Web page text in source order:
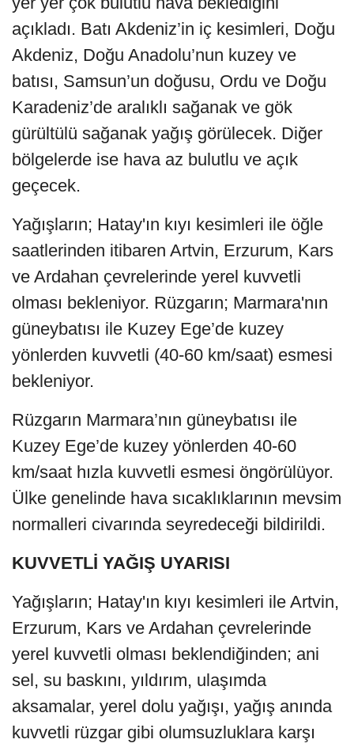
açıkladı. Batı Akdeniz’in iç kesimleri, Doğu
Akdeniz, Doğu Anadolu’nun kuzey ve
batısı, Samsun’un doğusu, Ordu ve Doğu
Karadeniz’de aralıklı sağanak ve gök
gürültülü sağanak yağış görülecek. Diğer
bölgelerde ise hava az bulutlu ve açık
geçecek.
Yağışların; Hatay'ın kıyı kesimleri ile öğle
saatlerinden itibaren Artvin, Erzurum, Kars
ve Ardahan çevrelerinde yerel kuvvetli
olması bekleniyor. Rüzgarın; Marmara'nın
güneybatısı ile Kuzey Ege’de kuzey
yönlerden kuvvetli (40-60 km/saat) esmesi
bekleniyor.
Rüzgarın Marmara’nın güneybatısı ile
Kuzey Ege’de kuzey yönlerden 40-60
km/saat hızla kuvvetli esmesi öngörülüyor.
Ülke genelinde hava sıcaklıklarının mevsim
normalleri civarında seyredeceği bildirildi.
KUVVETLİ YAĞIŞ UYARISI
Yağışların; Hatay'ın kıyı kesimleri ile Artvin,
Erzurum, Kars ve Ardahan çevrelerinde
yerel kuvvetli olması beklendiğinden; ani
sel, su baskını, yıldırım, ulaşımda
aksamalar, yerel dolu yağışı, yağış anında
kuvvetli rüzgar gibi olumsuzluklara karşı